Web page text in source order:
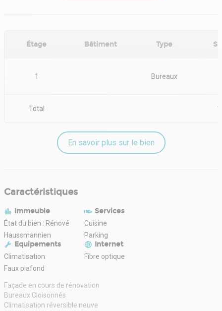
Étage Bâtiment Type
1 Bureaux
Total
En savoir plus sur le bien
Caractéristiques
Immeuble
État du bien : Rénové
Haussmannien
Services
Cuisine
Parking
Equipements
Climatisation
Faux plafond
Internet
Fibre optique
Façade en cours de rénovation
Bureaux Cloisonnés
Climatisation réversible neuve